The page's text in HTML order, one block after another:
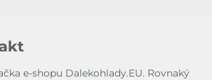
e-shopu Dalekohlady.EU. Rovnaký